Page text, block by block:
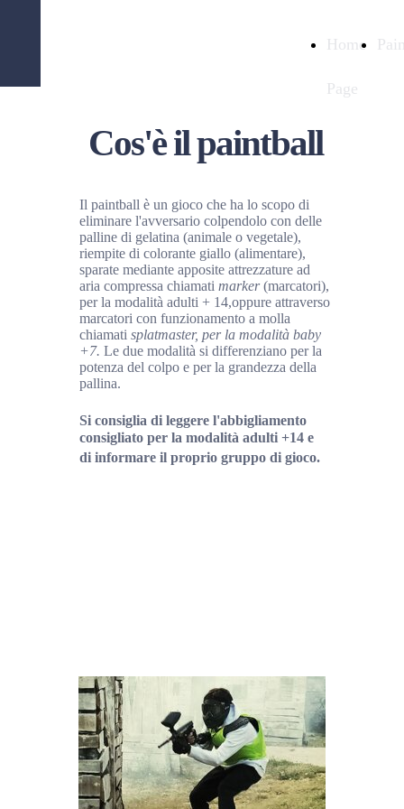
Home
Page
Cos'è il paintball
Il paintball è un gioco che ha lo scopo di
eliminare l'avversario colpendolo con delle
palline di gelatina (animale o vegetale),
riempite di colorante giallo (alimentare),
sparate mediante apposite attrezzature ad
aria compressa chiamati marker(marcatori),
per la modalità adulti + 14,oppure attraverso
marcatori con funzionamento a molla
chiamati splatmaster, per la modalità baby
+7. Le due modalità si differenziano per la
potenza del colpo e per la grandezza della
pallina.
Si consiglia di leggere l'abbigliamento
consigliato per la modalità adulti +14 e
di informare il proprio gruppo di gioco.